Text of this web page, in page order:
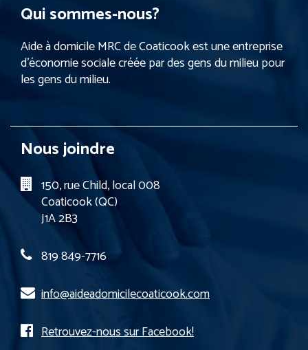
Qui sommes-nous?
Aide à domicile MRC de Coaticook est une entreprise
d’économie sociale créée par des gens du milieu pour
les gens du milieu.
Nous joindre
150, rue Child, local 008
Coaticook (QC)
J1A 2B3
819 849-7716
info@aideadomicilecoaticook.com
Retrouvez-nous sur Facebook!